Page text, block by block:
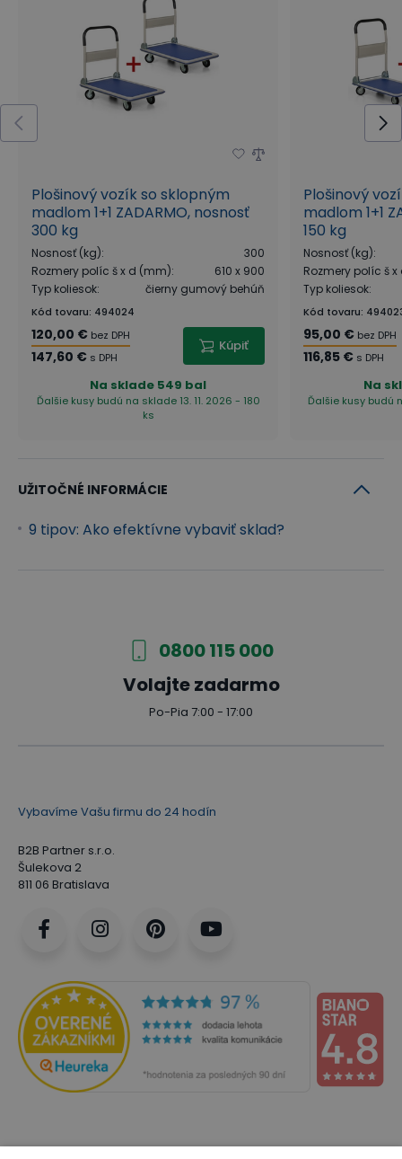
Plošinový vozík so sklopným
madlom 1+1 ZADARMO, nosnosť
300 kg
Nosnosť (kg):
300
Rozmery políc š x d (mm):
610 x 900
Typ koliesok: čierny gumový behúň
Kód tovaru: 494024
120,00 € bez DPH
147,60 € s DPH
Kúpiť
Na sklade 549 bal
Ďalšie kusy budú na sklade 13. 11. 2026 - 180
ks
Plošinový
madlom 1+1
150 kg
Nosnosť (kg):
Rozmery políc š
Typ koliesok:
Kód tovaru:
95,00 € bez DPH
116,85 € s DPH
Na
Ďalšie kusy budú
UŽITOČNÉ INFORMÁCIE
9 tipov: Ako efektívne vybaviť sklad?
0800 115 000
Volajte zadarmo
Po-Pia 7:00 - 17:00
Vybavíme Vašu firmu do 24 hodín
B2B Partner s.r.o.
Šulekova 2
811 06 Bratislava